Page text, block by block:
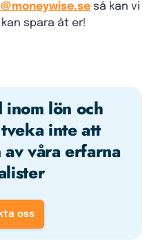
så kan vi
spara åt er!
lön och
inte att
våra erfarna
oss